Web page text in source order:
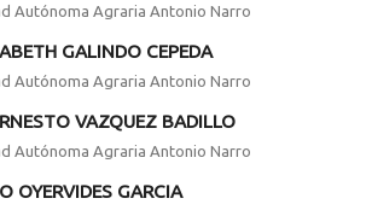
Autónoma Agraria Antonio Narro
GALINDO CEPEDA
Autónoma Agraria Antonio Narro
VAZQUEZ BADILLO
Autónoma Agraria Antonio Narro
OYERVIDES GARCIA